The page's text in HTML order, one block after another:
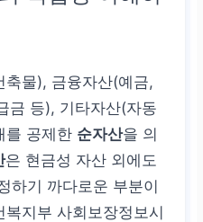
축물), 금융자산(예금,
금 등), 기타자산(자동
를 공제한 순자산을 의
은 현금성 자산 외에도
하기 까다로운 부분이
지부 사회보장정보시